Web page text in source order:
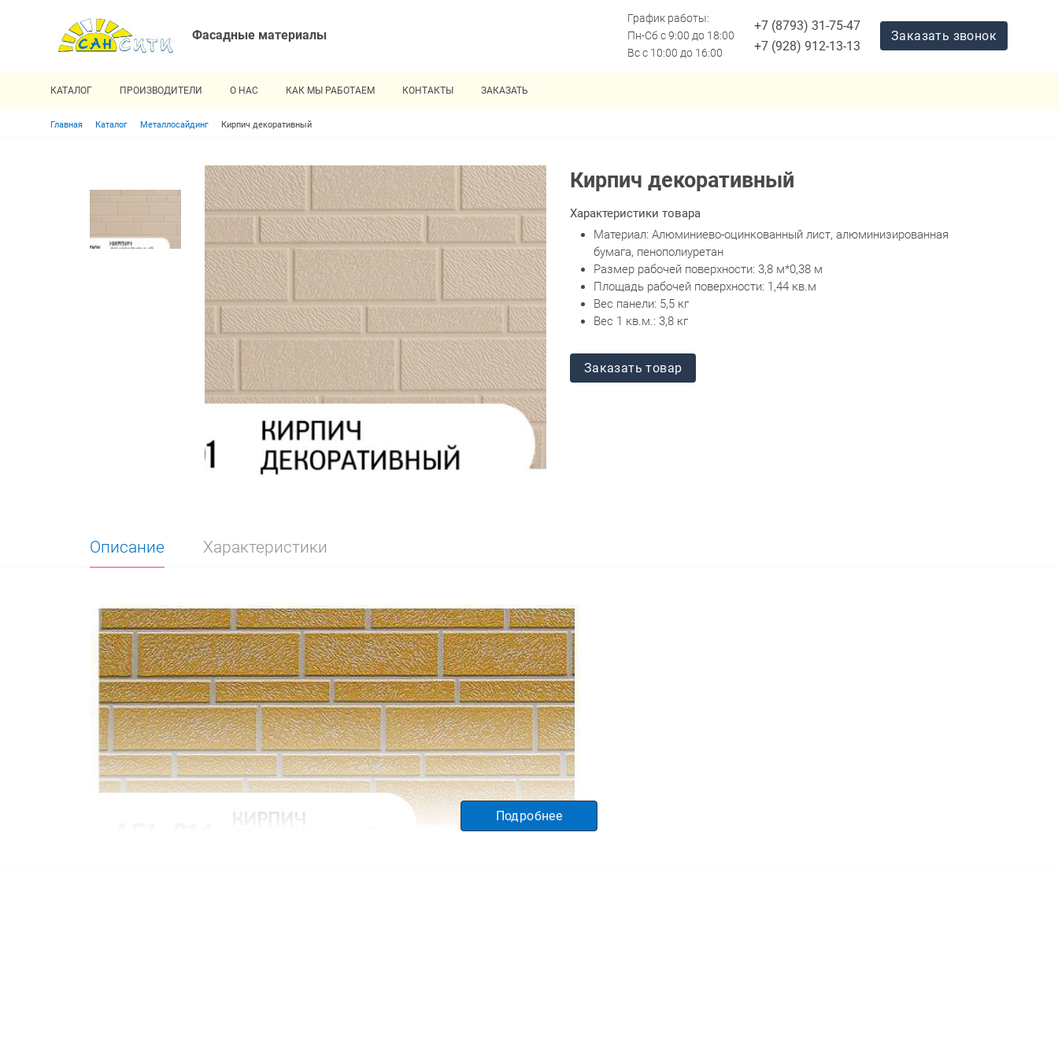
Фасадные материалы
График работы:
Пн-Сб с 9:00 до 18:00
Вс с 10:00 до 16:00
+7 (8793) 31-75-47
+7 (928) 912-13-13
Заказать звонок
КАТАЛОГ ПРОИЗВОДИТЕЛИ О НАС КАК МЫ РАБОТАЕМ КОНТАКТЫ ЗАКАЗАТЬ
Строка навигации
Главная Каталог Металлосайдинг Кирпич декоративный
Кирпич декоративный
Характеристики товара
Материал: Алюминиево-оцинкованный лист, алюминизированная
бумага, пенополиуретан
Размер рабочей поверхности: 3,8 м*0,38 м
Площадь рабочей поверхности: 1,44 кв.м
Вес панели: 5,5 кг
Вес 1 кв.м.: 3,8 кг
Заказать товар
Описание Характеристики
Подробнее